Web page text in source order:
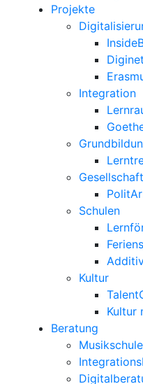
Projekte
Integration
Gesellschaft
Schulen
Kultur
Kultur
Beratung
Musikschule